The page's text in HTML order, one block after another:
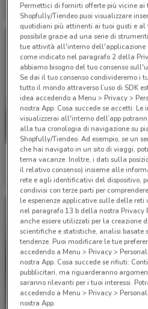
Scade il 31/08 3.6 km
Nissan
Scade il 31/12 4.4 km
Permettici di fornirti offerte più vicine ai
Shopfully/Tiendeo puoi visualizzare
quotidiani più attinenti ai tuoi gusti e al
possibile grazie ad una serie di
tue attività all'interno dell'applicazione
come indicato nel paragrafo 2 della
abbiamo bisogno del tuo consenso
Se dai il tuo consenso condivideremo i
tutto il mondo attraverso l’uso di SDK
idea accedendo a Menu > Privacy >
nostra App. Cosa succede se accetti:
visualizzerai all'interno dell’app
alla tua cronologia di navigazione su
Shopfully/Tiendeo. Ad esempio, se un
che hai navigato in un sito di viaggi,
tema vacanze. Inoltre, i dati sulla
il relativo consenso) insieme alle
rete e agli identificativi del dispositivo,
condivisi con terze parti per
le esperienze applicative sulle delle
nel paragrafo 13.b della nostra Privacy
anche essere utilizzati per la creazione
scientifiche e statistiche, analisi basate
tendenze. Puoi modificare le tue
accedendo a Menu > Privacy >
nostra App. Cosa succede se rifiuti:
pubblicitari, ma riguarderanno
saranno rilevanti per i tuoi interessi.
accedendo a Menu > Privacy >
nostra App.